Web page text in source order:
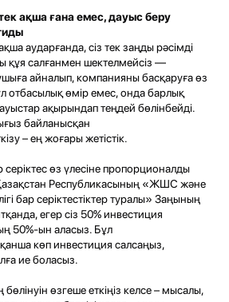
ақша ғана емес, дауыс беру
аударғанда, сіз тек заңды рәсімді
құя салғанмен шектелмейсіз —
айналып, компанияны басқаруға өз
отбасылық өмір емес, онда барлық
ақырындап теңдей бөлінбейді.
байланысқан
– ең жоғары жетістік.
өз үлесіне пропорционалды
Республикасының «ЖШС және
бар серіктестіктер туралы» Заңының
егер сіз 50% инвестиция
50%-ын аласыз. Бұл
көп инвестиция салсаңыз,
ие боласыз.
бөлінуін өзгеше еткіңіз келсе – мысалы,